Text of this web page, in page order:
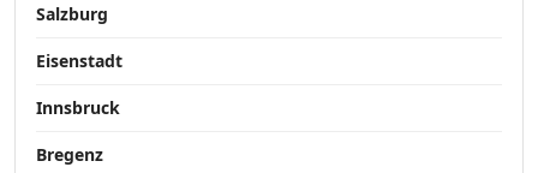
Salzburg
Eisenstadt
Innsbruck
Bregenz